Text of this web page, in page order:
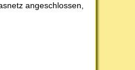
angeschlossen,